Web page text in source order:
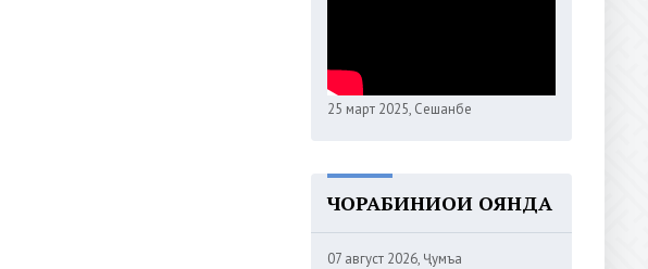
25 март 2025, Сешанбе
ЧОРАБИНИҲОИ ОЯНДА
07 август 2026, Ҷумъа